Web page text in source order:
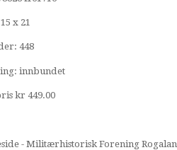
x 21
448
innbundet
kr 449.00
- Militærhistorisk Forening